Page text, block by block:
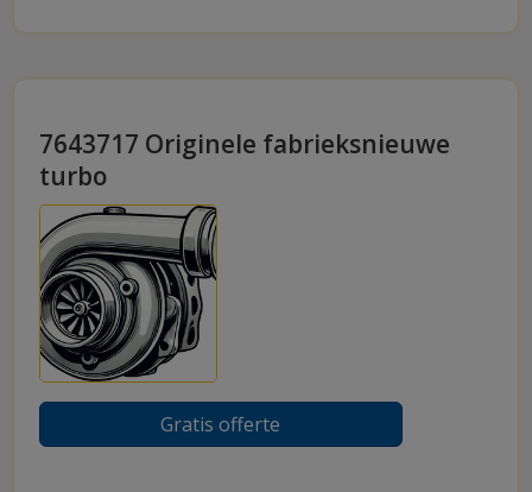
7643717 Originele fabrieksnieuwe
turbo
Gratis offerte